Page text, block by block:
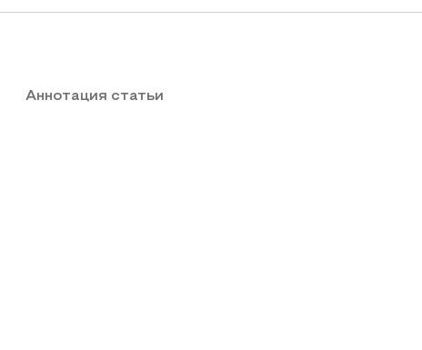
Аннотация статьи